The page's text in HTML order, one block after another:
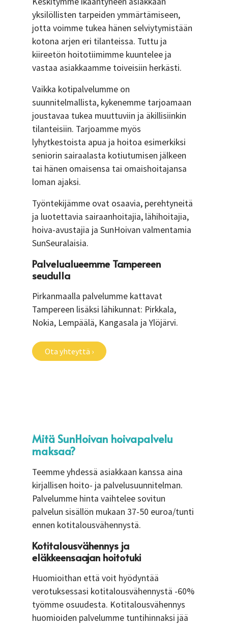
yksilöllisten tarpeiden ymmärtämiseen,
jotta voimme tukea hänen selviytymistään
kotona arjen eri tilanteissa. Tuttu ja
kiireetön hoitotiimimme kuuntelee ja
vastaa asiakkaamme toiveisiin herkästi.
Vaikka kotipalvelumme on
suunnitelmallista, kykenemme tarjoamaan
joustavaa tukea muuttuviin ja äkillisiinkin
tilanteisiin. Tarjoamme myös
lyhytkestoista apua ja hoitoa esimerkiksi
seniorin sairaalasta kotiutumisen jälkeen
tai hänen omaisensa tai omaishoitajansa
loman ajaksi.
Työntekijämme ovat osaavia, perehtyneitä
ja luotettavia sairaanhoitajia, lähihoitajia,
hoiva-avustajia ja SunHoivan valmentamia
SunSeuralaisia.
Palvelualueemme Tampereen
seudulla
Pirkanmaalla palvelumme kattavat
Tampereen lisäksi lähikunnat: Pirkkala,
Nokia, Lempäälä, Kangasala ja Ylöjärvi.
Ota yhteyttä ›
Mitä SunHoivan hoivapalvelu
maksaa?
Teemme yhdessä asiakkaan kanssa aina
kirjallisen hoito- ja palvelusuunnitelman.
Palvelumme hinta vaihtelee sovitun
palvelun sisällön mukaan 37-50 euroa/tunti
ennen kotitalousvähennystä.
Kotitalousvähennys ja
eläkkeensaajan hoitotuki
Huomioithan että voit hyödyntää
verotuksessasi kotitalousvähennystä -60%
työmme osuudesta. Kotitalousvähennys
huomioiden palvelumme tuntihinnaksi jää